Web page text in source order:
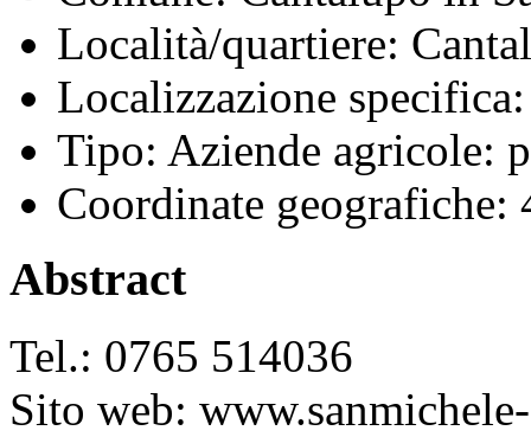
Località/quartiere:
Localizzazione specifica:
Tipo: Aziende agricole:
Coordinate geografiche:
Abstract
Tel.: 0765 514036
Sito web: